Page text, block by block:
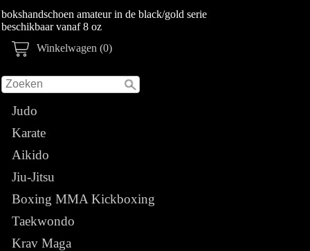
Winkelwagen (0)
Judo
Karate
Aikido
Jiu-Jitsu
Boxing MMA Kickboxing
Taekwondo
Krav Maga
bokshandschoen amateur in de black/gold serie
beschikbaar vanaf 8 oz